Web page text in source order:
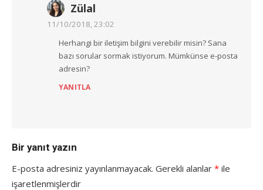
Zülal
11/10/2018, 23:02
Herhangi bir iletişim bilgini verebilir misin? Sana
bazı sorular sormak istiyorum. Mümkünse e-posta
adresin?
YANITLA
Bir yanıt yazın
E-posta adresiniz yayınlanmayacak. Gerekli alanlar * ile
işaretlenmişlerdir